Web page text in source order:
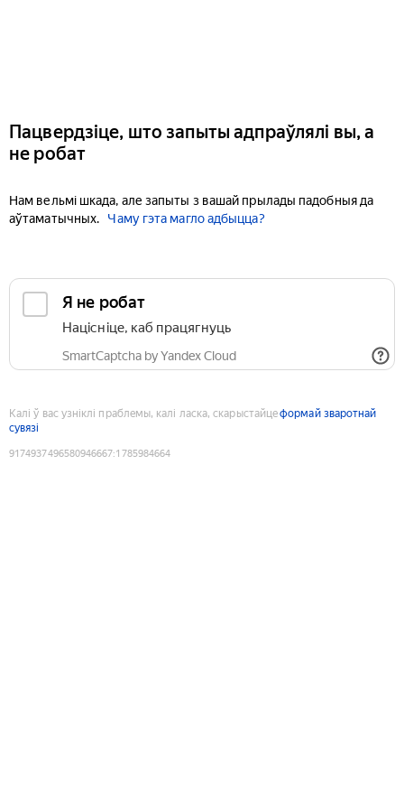
Пацвердзіце, што запыты адпраўлялі вы, а
не робат
Нам вельмі шкада, але запыты з вашай прылады падобныя да
аўтаматычных.
Чаму гэта магло адбыцца?
Я не робат
Націсніце, каб працягнуць
SmartCaptcha by Yandex Cloud
Калі ў вас узніклі праблемы, калі ласка, скарыстайцеформай зваротнай
сувязі
9174937496580946667:1785984664